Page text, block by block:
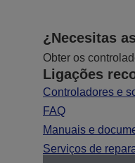
¿Necesitas
Obter os
Ligações
Controladores e
FAQ
Manuais e
Serviços de